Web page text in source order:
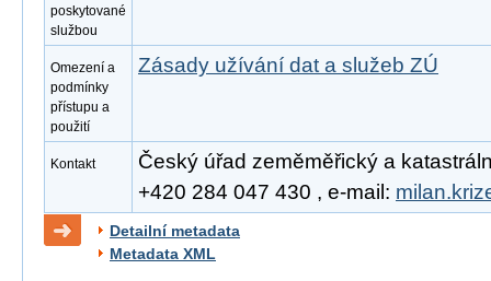
poskytované
službou
Omezení a
podmínky
přístupu a
použití
Zásady užívání dat a služeb ZÚ
Kontakt
Český úřad zeměměřický a
+420 284 047 430 , e-mail:
Detailní metadata
Metadata XML